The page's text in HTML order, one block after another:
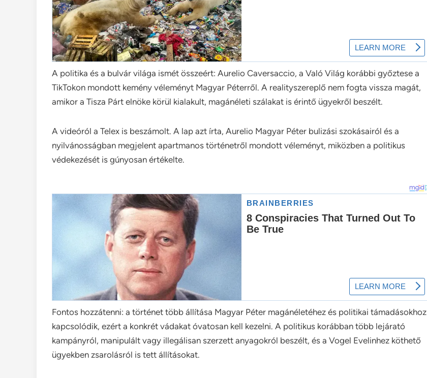
A politika és a bulvár világa ismét összeért: Aurelio Caversaccio, a Való Világ korábbi győztese a
TikTokon mondott kemény véleményt Magyar Péterről. A realityszereplő nem fogta vissza magát,
amikor a Tisza Párt elnöke körül kialakult, magánéleti szálakat is érintő ügyekről beszélt.
A videóról a Telex is beszámolt. A lap azt írta, Aurelio Magyar Péter bulizási szokásairól és a
nyilvánosságban megjelent apartmanos történetről mondott véleményt, miközben a politikus
védekezését is gúnyosan értékelte.
Fontos hozzátenni: a történet több állítása Magyar Péter magánéletéhez és politikai támadásokhoz
kapcsolódik, ezért a konkrét vádakat óvatosan kell kezelni. A politikus korábban több lejárató
kampányról, manipulált vagy illegálisan szerzett anyagokról beszélt, és a Vogel Evelinhez köthető
ügyekben zsarolásról is tett állításokat.